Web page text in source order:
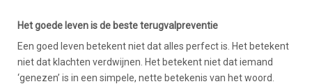
Het goede leven is de beste terugvalpreventie
Een goed leven betekent niet dat alles perfect is. Het betekent
niet dat klachten verdwijnen. Het betekent niet dat iemand
‘genezen’ is in een simpele, nette betekenis van het woord.